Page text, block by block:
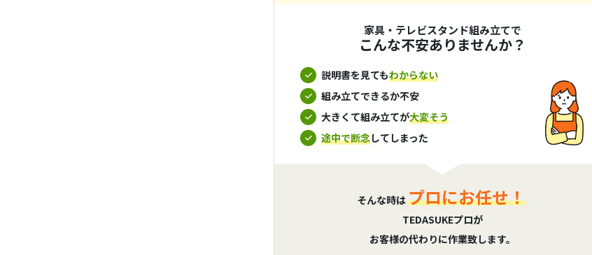
家具・テレビスタンド組み立てで
こんな不安ありませんか？
説明書を見てもわからない
組み立てできるか不安
大きくて組み立てが大変そう
途中で断念してしまった
そんな時はプロにお任せ！
TEDASUKEプロが
お客様の代わりに作業致します。